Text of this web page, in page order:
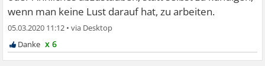
wenn man keine Lust darauf hat, zu arbeiten.
05.03.2020 11:12 •
x 6